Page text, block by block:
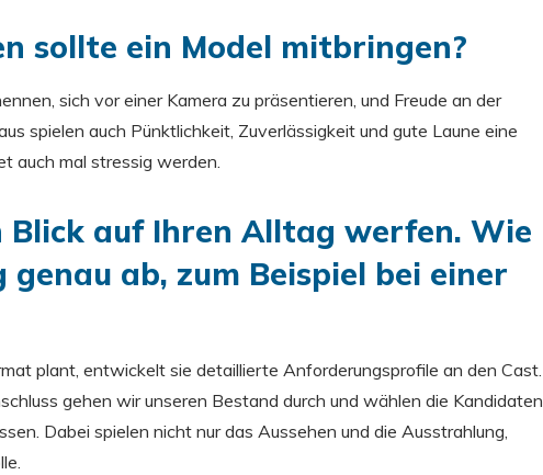
sollte ein Model mitbringen?
sich vor einer Kamera zu präsentieren, und Freude an der
spielen auch Pünktlichkeit, Zuverlässigkeit und gute Laune eine
auch mal stressig werden.
Blick auf Ihren Alltag werfen. Wie
ab, zum Beispiel bei einer
plant, entwickelt sie detaillierte Anforderungsprofile an den Cast.
gehen wir unseren Bestand durch und wählen die Kandidaten
Dabei spielen nicht nur das Aussehen und die Ausstrahlung,